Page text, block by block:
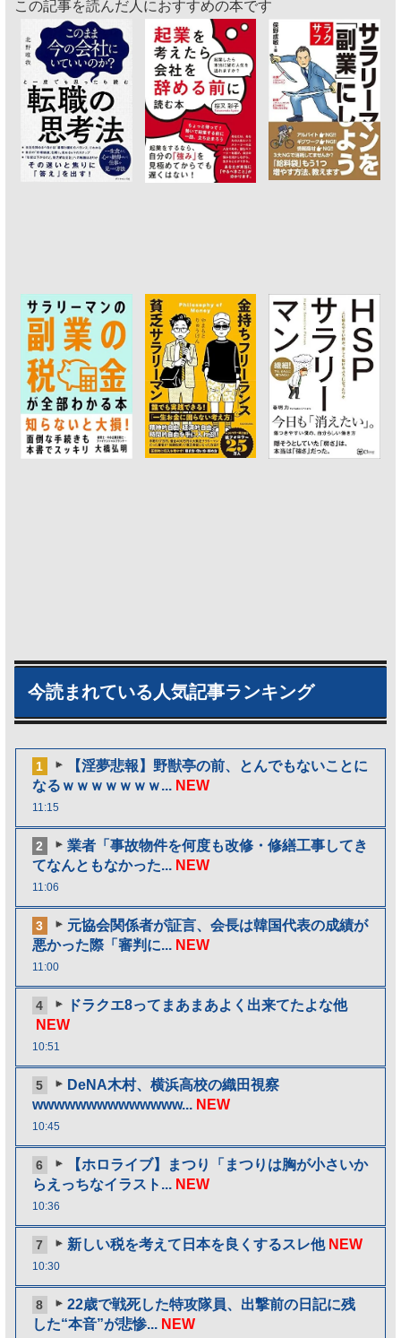
この記事を読んだ人におすすめの本です
今読まれている人気記事ランキング
1
【淫夢悲報】野獣亭の前、とんでもないことに
なるｗｗｗｗｗｗｗ... NEW
11:15
2
業者「事故物件を何度も改修・修繕工事してき
てなんともなかった... NEW
11:06
3
元協会関係者が証言、会長は韓国代表の成績が
悪かった際「審判に... NEW
11:00
4
ドラクエ8ってまあまあよく出来てたよな他
NEW
10:51
5
DeNA木村、横浜高校の織田視察
wwwwwwwwwwwwww... NEW
10:45
6
【ホロライブ】まつり「まつりは胸が小さいか
らえっちなイラスト... NEW
10:36
7 新しい税を考えて日本を良くするスレ他 NEW
10:30
8
22歳で戦死した特攻隊員、出撃前の日記に残
した“本音”が悲惨... NEW